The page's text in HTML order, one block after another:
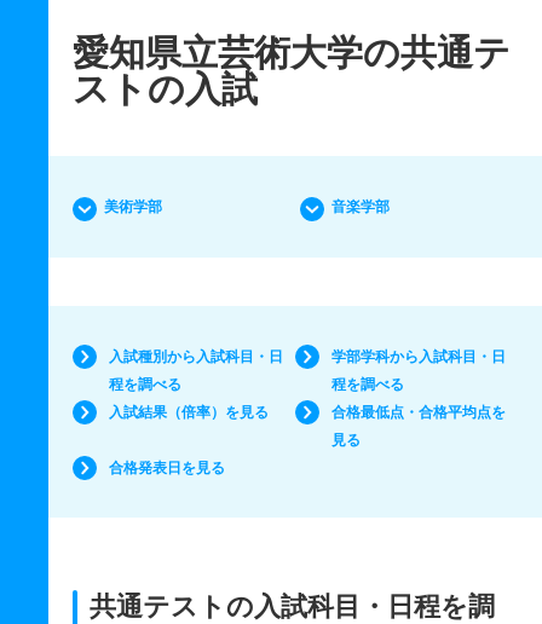
愛知県立芸術大学の共通テ
ストの入試
美術学部 音楽学部
入試種別から入試科目・日
程を調べる
学部学科から入試科目・日
程を調べる
入試結果（倍率）を見る
合格最低点・合格平均点を
見る
合格発表日を見る
共通テストの入試科目・日程を調